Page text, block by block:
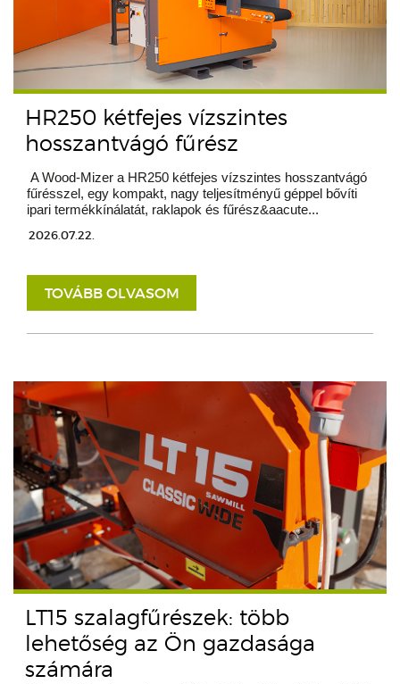
HR250 kétfejes vízszintes
hosszantvágó fűrész
A Wood-Mizer a HR250 kétfejes vízszintes hosszantvágó
fűrésszel, egy kompakt, nagy teljesítményű géppel bővíti
ipari termékkínálatát, raklapok és fűrész&aacute...
2026.07.22.
TOVÁBB OLVASOM
LT15 szalagfűrészek: több
lehetőség az Ön gazdasága
számára